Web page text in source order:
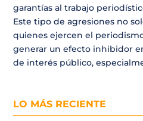
garantías al trabajo
Este tipo de agresiones no
quienes ejercen el
generar un efecto inhibidor
de interés público,
LO MÁS RECIENTE